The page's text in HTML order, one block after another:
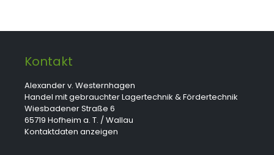
Kontakt
Alexander v. Westernhagen
Handel mit gebrauchter Lagertechnik & Fördertechnik
Wiesbadener Straße 6
65719 Hofheim a. T. / Wallau
Kontaktdaten anzeigen